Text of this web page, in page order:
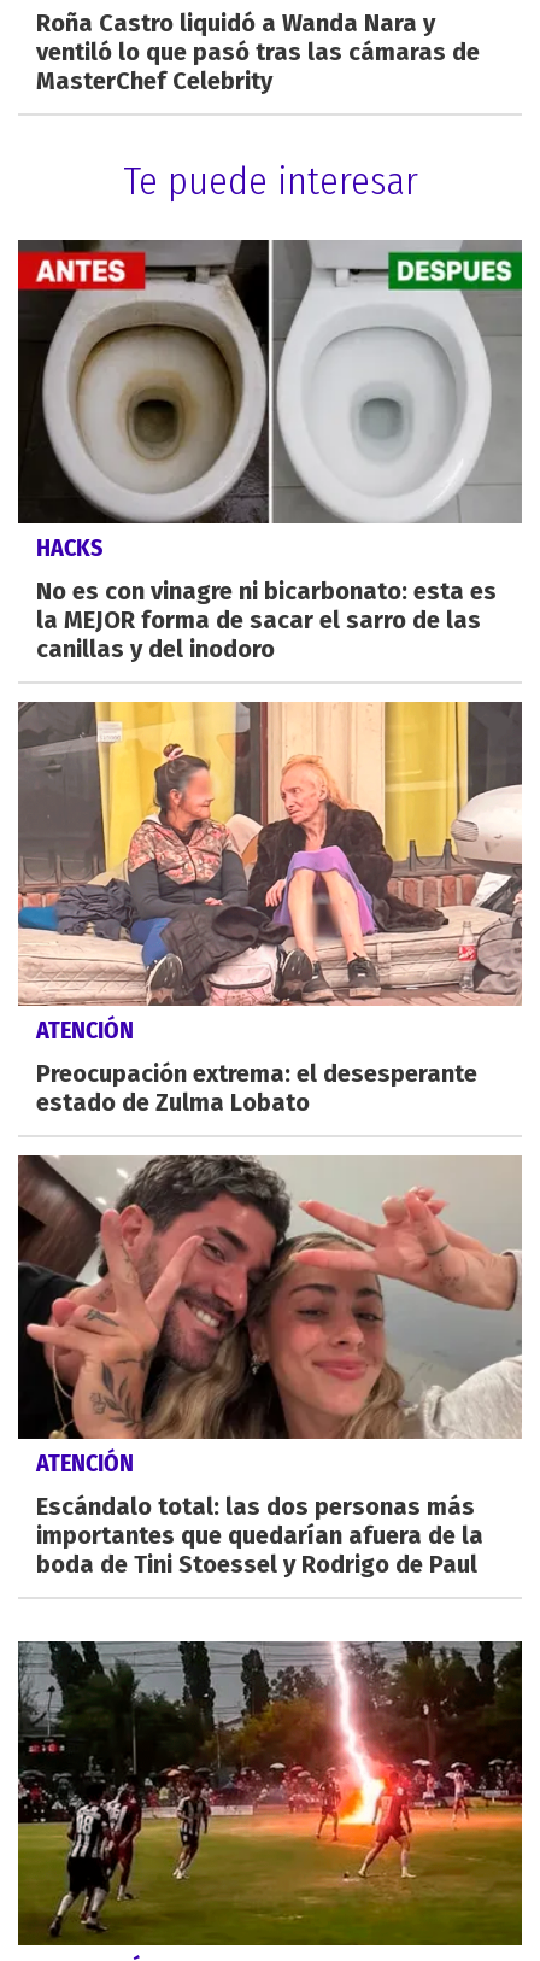
Roña Castro liquidó a Wanda Nara y
ventiló lo que pasó tras las cámaras de
MasterChef Celebrity
Te puede interesar
HACKS
No es con vinagre ni bicarbonato: esta es
la MEJOR forma de sacar el sarro de las
canillas y del inodoro
ATENCIÓN
Preocupación extrema: el desesperante
estado de Zulma Lobato
ATENCIÓN
Escándalo total: las dos personas más
importantes que quedarían afuera de la
boda de Tini Stoessel y Rodrigo de Paul